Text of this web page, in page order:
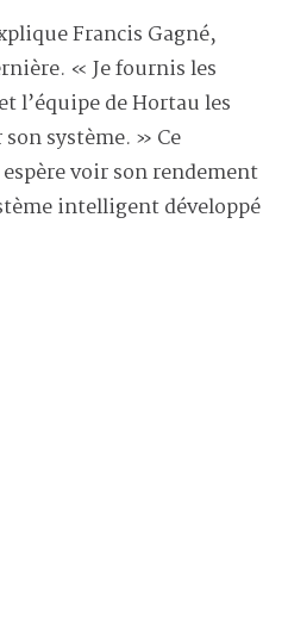
Francis Gagné,
« Je fournis les
l’équipe de Hortau les
système. » Ce
voir son rendement
intelligent développé